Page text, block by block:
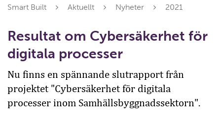
Smart Built Aktuellt Nyheter 2021
Resultat om Cybersäkerhet för
digitala processer
Nu finns en spännande slutrapport från
projektet "Cybersäkerhet för digitala
processer inom Samhällsbyggnadssektorn".